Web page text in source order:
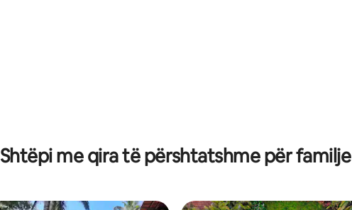
Shtëpi me qira të përshtatshme për familje